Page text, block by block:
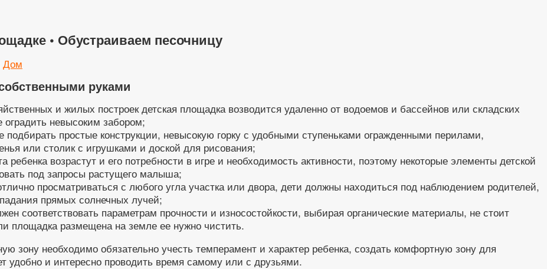
• Обустраиваем песочницу
Дом
руками
и жилых построек детская площадка возводится удаленно от водоемов и бассейнов или складских
невысоким забором;
простые конструкции, невысокую горку с удобными ступеньками огражденными перилами,
или столик с игрушками и доской для рисования;
возрастут и его потребности в игре и необходимость активности, поэтому некоторые элементы детской
под запросы растущего малыша;
просматриваться с любого угла участка или двора, дети должны находиться под наблюдением родителей,
прямых солнечных лучей;
соответствовать параметрам прочности и износостойкости, выбирая органические материалы, не стоит
площадка размещена на земле ее нужно чистить.
зону необходимо обязательно учесть темперамент и характер ребенка, создать комфортную зону для
удобно и интересно проводить время самому или с друзьями.